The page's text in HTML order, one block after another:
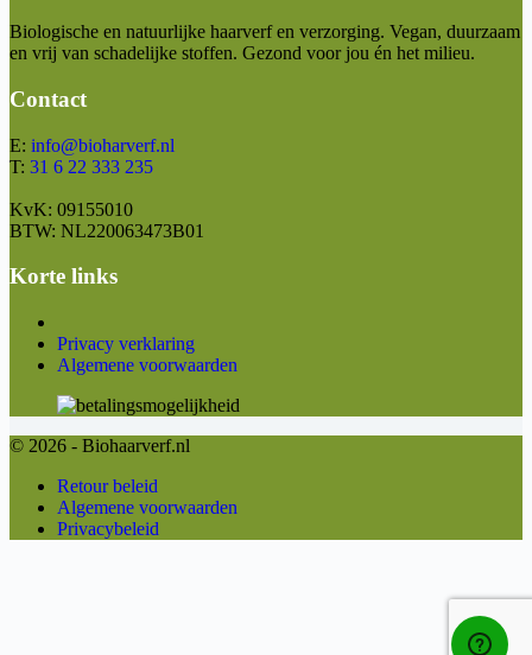
Biologische en natuurlijke haarverf en verzorging. Vegan, duurzaam
en vrij van schadelijke stoffen. Gezond voor jou én het milieu.
Contact
E: info@bioharverf.nl
T: 31 6 22 333 235
KvK: 09155010
BTW: NL220063473B01
Korte links
Privacy verklaring
Algemene voorwaarden
© 2026 - Biohaarverf.nl
Retour beleid
Algemene voorwaarden
Privacybeleid